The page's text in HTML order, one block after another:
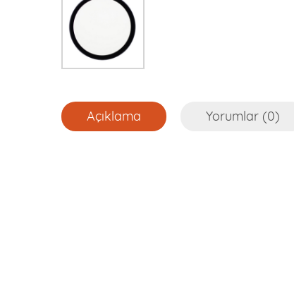
Açıklama Yorumlar (0)